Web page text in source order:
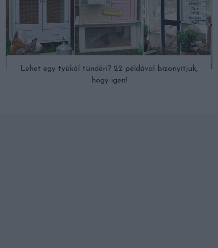
Lehet egy tyúkól tündéri? 22 példával bizonyítjuk,
hogy igen!